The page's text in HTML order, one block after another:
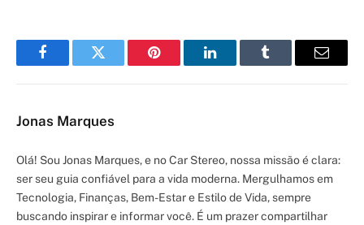
FacebookTwitter Pinterest LinkedInTumblr Email
Jonas Marques
Olá! Sou Jonas Marques, e no Car Stereo, nossa missão é clara:
ser seu guia confiável para a vida moderna. Mergulhamos em
Tecnologia, Finanças, Bem-Estar e Estilo de Vida, sempre
buscando inspirar e informar você. É um prazer compartilhar